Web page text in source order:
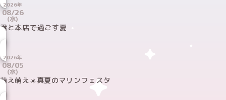
2026年
08/26
(水)
君と本店で過ごす夏
2026年
08/05
(水)
萌え萌え☀️真夏のマリンフェスタ